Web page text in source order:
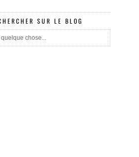
SUR LE BLOG